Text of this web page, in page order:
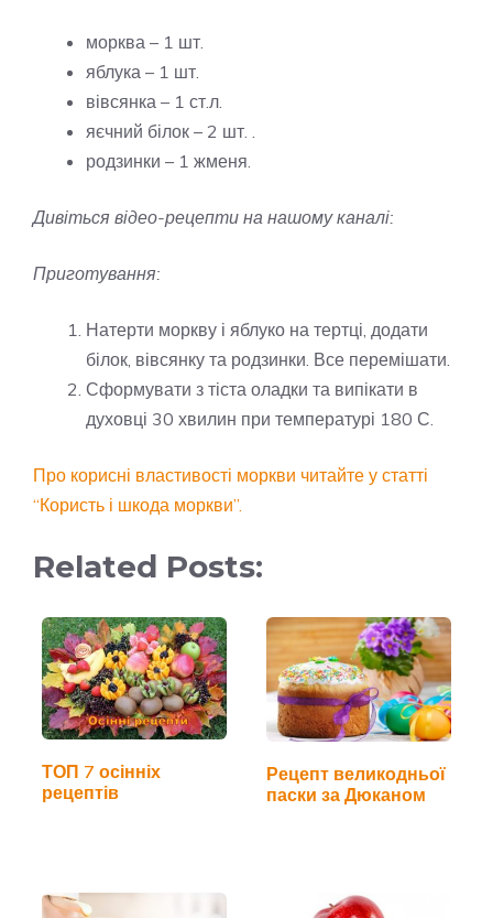
морква – 1 шт.
яблука – 1 шт.
вівсянка – 1 ст.л.
яєчний білок – 2 шт. .
родзинки – 1 жменя.
Дивіться відео-рецепти на нашому каналі:
Приготування:
Натерти моркву і яблуко на тертці, додати
білок, вівсянку та родзинки. Все перемішати.
Сформувати з тіста оладки та випікати в
духовці 30 хвилин при температурі 180 С.
Про корисні властивості моркви читайте у статті
“Користь і шкода моркви”.
Related Posts:
ТОП 7 осінніх
рецептів
Рецепт великодньої
паски за Дюканом